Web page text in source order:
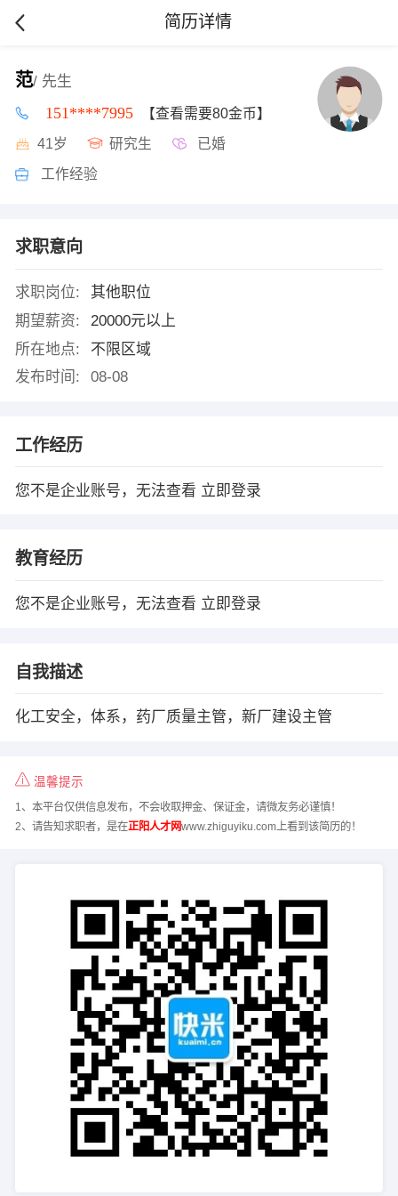
简历详情
范/ 先生
151****7995 【查看需要80金币】
41岁 研究生 已婚
工作经验
求职意向
求职岗位:
其他职位
期望薪资:
20000元以上
所在地点:
不限区域
发布时间:
08-08
工作经历
您不是企业账号，无法查看 立即登录
教育经历
您不是企业账号，无法查看 立即登录
自我描述
化工安全，体系，药厂质量主管，新厂建设主管
温馨提示
1、本平台仅供信息发布，不会收取押金、保证金，请微友务必谨慎！
2、请告知求职者，是在正阳人才网www.zhiguyiku.com上看到该简历的！